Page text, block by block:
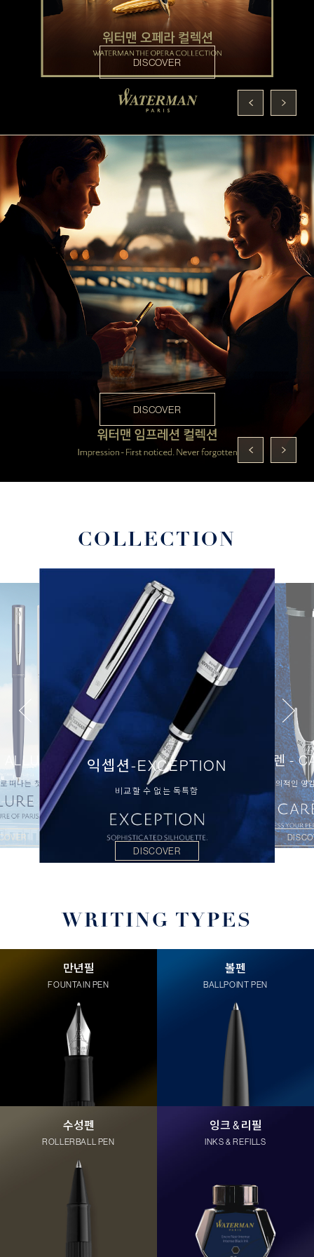
DISCOVER
COLLECTION
떠나는 첫 걸음
익셉션-EXCEPTION
비교할 수 없는 독특함
DISCOVER
까렌 -
창의적인 영
WRITING TYPES
만년필
FOUNTAIN PEN
볼펜
BALLPOINT PEN
수성펜
ROLLERBALL PEN
잉크 & 리필
INKS & REFILLS